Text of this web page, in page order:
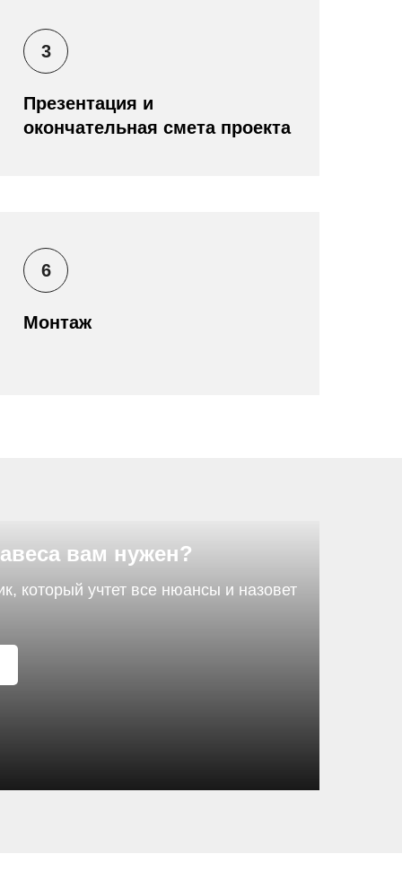
3
Презентация и
окончательная смета проекта
6
Монтаж
вам нужен?
который учтет все нюансы и назовет